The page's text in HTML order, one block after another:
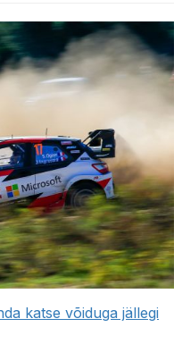
katse võiduga jällegi